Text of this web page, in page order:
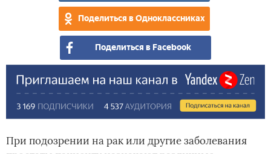
Поделиться в Одноклассниках
Поделиться в Facebook
При подозрении на рак или другие заболевания